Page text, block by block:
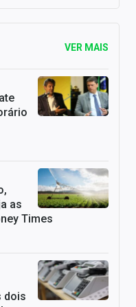
VER MAIS
as
Times
dois